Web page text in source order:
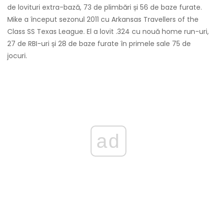
de lovituri extra-bază, 73 de plimbări și 56 de baze furate.
Mike a început sezonul 2011 cu Arkansas Travellers of the
Class SS Texas League. El a lovit .324 cu nouă home run-uri,
27 de RBI-uri și 28 de baze furate în primele sale 75 de
jocuri.
ad